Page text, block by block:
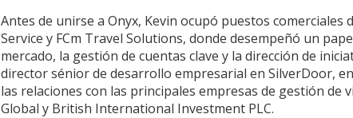
Antes de unirse a Onyx, Kevin ocupó puestos
Service y FCm Travel Solutions, donde desempeñó un
mercado, la gestión de cuentas clave y la dirección de
director sénior de desarrollo empresarial en SilverDoor,
las relaciones con las principales empresas de gestión de
Global y British International Investment PLC.